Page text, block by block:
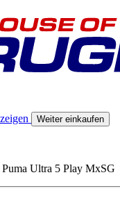
Weiter einkaufen
Ultra 5 Play MxSG